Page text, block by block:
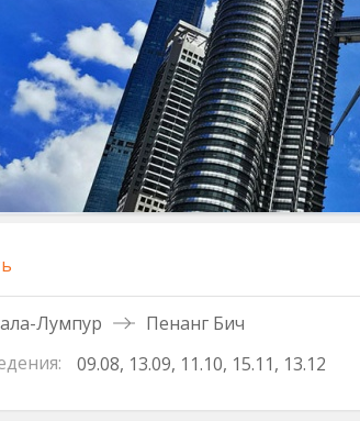
Лумпур
Пенанг Бич
09.08 13.09 11.10 15.11 13.12